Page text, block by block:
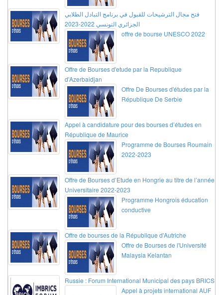
فتح مجال الترشيحات للقبول في برنامج التبادل الطلابي
الجزائري التونسي 2022-2023
offre de bourse UNESCO 2022
Offre de Bourses d'etude par la Republique
d'Azerbaidjan
Offre De Bourses d'études par la
République De Serbie
Appel à candidature pour des bourses d’études en
République de Maurice
Programme de Bourses Roumain
2022-2023
Offre de Bourses d’Etude en Hongrie au titre de l’année
Universitaire 2022-2023
Programme Hongrois éducation
conductive
Offre de bourses de la République d'Autriche
Offre de Bourses de l'Université
Malaysia Kelantan
Russie : Forum International Municipal des pays BRICS
Appel à projets international AUF